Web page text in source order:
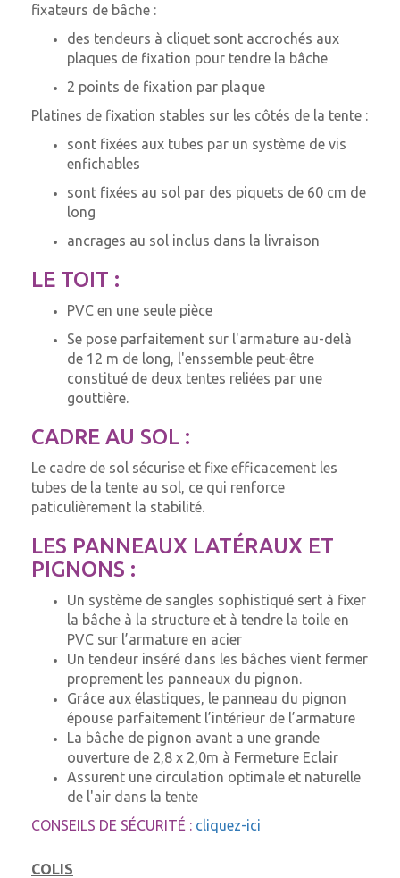
fixateurs de bâche :
des tendeurs à cliquet sont accrochés aux
plaques de fixation pour tendre la bâche
2 points de fixation par plaque
Platines de fixation stables sur les côtés de la tente :
sont fixées aux tubes par un système de vis
enfichables
sont fixées au sol par des piquets de 60 cm de
long
ancrages au sol inclus dans la livraison
LE TOIT :
PVC en une seule pièce
Se pose parfaitement sur l'armature au-delà
de 12 m de long, l'enssemble peut-être
constitué de deux tentes reliées par une
gouttière.
CADRE AU SOL :
Le cadre de sol sécurise et fixe efficacement les
tubes de la tente au sol, ce qui renforce
paticulièrement la stabilité.
LES PANNEAUX LATÉRAUX ET
PIGNONS :
Un système de sangles sophistiqué sert à fixer
la bâche à la structure et à tendre la toile en
PVC sur l’armature en acier
Un tendeur inséré dans les bâches vient fermer
proprement les panneaux du pignon.
Grâce aux élastiques, le panneau du pignon
épouse parfaitement l’intérieur de l’armature
La bâche de pignon avant a une grande
ouverture de 2,8 x 2,0m à Fermeture Eclair
Assurent une circulation optimale et naturelle
de l'air dans la tente
CONSEILS DE SÉCURITÉ : cliquez-ici
COLIS